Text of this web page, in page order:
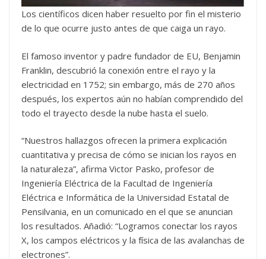
Los científicos dicen haber resuelto por fin el misterio
de lo que ocurre justo antes de que caiga un rayo.
El famoso inventor y padre fundador de EU, Benjamin
Franklin, descubrió la conexión entre el rayo y la
electricidad en 1752; sin embargo, más de 270 años
después, los expertos aún no habían comprendido del
todo el trayecto desde la nube hasta el suelo.
“Nuestros hallazgos ofrecen la primera explicación
cuantitativa y precisa de cómo se inician los rayos en
la naturaleza”, afirma Victor Pasko, profesor de
Ingeniería Eléctrica de la Facultad de Ingeniería
Eléctrica e Informática de la Universidad Estatal de
Pensilvania, en un comunicado en el que se anuncian
los resultados. Añadió: “Logramos conectar los rayos
X, los campos eléctricos y la física de las avalanchas de
electrones”.